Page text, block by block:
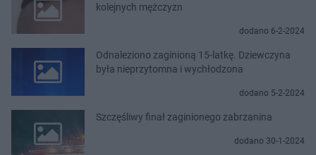
kolejnych mężczyzn
dodano 6-2-2024
Odnaleziono zaginioną 15-latkę. Dziewczyna
była nieprzytomna i wychłodzona
dodano 5-2-2024
Szczęśliwy finał zaginionego zabrzanina
dodano 30-1-2024